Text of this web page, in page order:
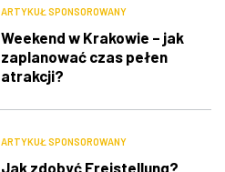
ARTYKUŁ SPONSOROWANY
Weekend w Krakowie – jak
zaplanować czas pełen
atrakcji?
ARTYKUŁ SPONSOROWANY
Jak zdobyć Freistellung?